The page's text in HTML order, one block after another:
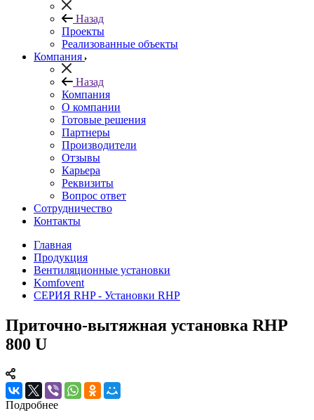
Назад
Проекты
Реализованные объекты
Компания
Назад
Компания
О компании
Готовые решения
Партнеры
Производители
Отзывы
Карьера
Реквизиты
Вопрос ответ
Сотрудничество
Контакты
Главная
Продукция
Вентиляционные установки
Komfovent
СЕРИЯ RHP - Установки RHP
Приточно-вытяжная установка RHP
800 U
Подробнее